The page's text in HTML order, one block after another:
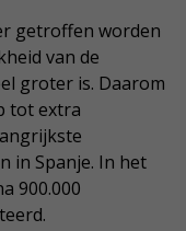
getroffen worden
van de
groter is. Daarom
tot extra
in Spanje. In het
900.000